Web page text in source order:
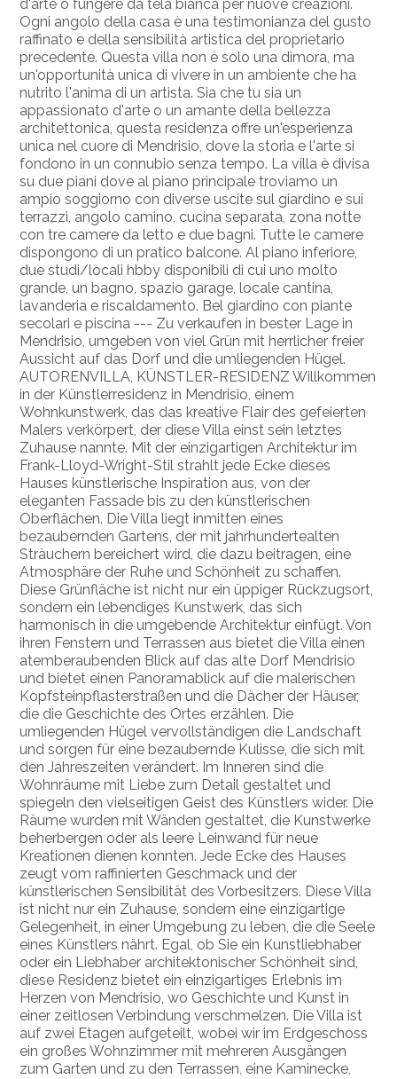
d'arte o fungere da tela bianca per nuove creazioni.
Ogni angolo della casa è una testimonianza del gusto
raffinato e della sensibilità artistica del proprietario
precedente. Questa villa non è solo una dimora, ma
un'opportunità unica di vivere in un ambiente che ha
nutrito l'anima di un artista. Sia che tu sia un
appassionato d'arte o un amante della bellezza
architettonica, questa residenza offre un'esperienza
unica nel cuore di Mendrisio, dove la storia e l'arte si
fondono in un connubio senza tempo. La villa è divisa
su due piani dove al piano principale troviamo un
ampio soggiorno con diverse uscite sul giardino e sui
terrazzi, angolo camino, cucina separata, zona notte
con tre camere da letto e due bagni. Tutte le camere
dispongono di un pratico balcone. Al piano inferiore,
due studi/locali hbby disponibili di cui uno molto
grande, un bagno, spazio garage, locale cantina,
lavanderia e riscaldamento. Bel giardino con piante
secolari e piscina --- Zu verkaufen in bester Lage in
Mendrisio, umgeben von viel Grün mit herrlicher freier
Aussicht auf das Dorf und die umliegenden Hügel.
AUTORENVILLA, KÜNSTLER-RESIDENZ Willkommen
in der Künstlerresidenz in Mendrisio, einem
Wohnkunstwerk, das das kreative Flair des gefeierten
Malers verkörpert, der diese Villa einst sein letztes
Zuhause nannte. Mit der einzigartigen Architektur im
Frank-Lloyd-Wright-Stil strahlt jede Ecke dieses
Hauses künstlerische Inspiration aus, von der
eleganten Fassade bis zu den künstlerischen
Oberflächen. Die Villa liegt inmitten eines
bezaubernden Gartens, der mit jahrhundertealten
Sträuchern bereichert wird, die dazu beitragen, eine
Atmosphäre der Ruhe und Schönheit zu schaffen.
Diese Grünfläche ist nicht nur ein üppiger Rückzugsort,
sondern ein lebendiges Kunstwerk, das sich
harmonisch in die umgebende Architektur einfügt. Von
ihren Fenstern und Terrassen aus bietet die Villa einen
atemberaubenden Blick auf das alte Dorf Mendrisio
und bietet einen Panoramablick auf die malerischen
Kopfsteinpflasterstraßen und die Dächer der Häuser,
die die Geschichte des Ortes erzählen. Die
umliegenden Hügel vervollständigen die Landschaft
und sorgen für eine bezaubernde Kulisse, die sich mit
den Jahreszeiten verändert. Im Inneren sind die
Wohnräume mit Liebe zum Detail gestaltet und
spiegeln den vielseitigen Geist des Künstlers wider. Die
Räume wurden mit Wänden gestaltet, die Kunstwerke
beherbergen oder als leere Leinwand für neue
Kreationen dienen konnten. Jede Ecke des Hauses
zeugt vom raffinierten Geschmack und der
künstlerischen Sensibilität des Vorbesitzers. Diese Villa
ist nicht nur ein Zuhause, sondern eine einzigartige
Gelegenheit, in einer Umgebung zu leben, die die Seele
eines Künstlers nährt. Egal, ob Sie ein Kunstliebhaber
oder ein Liebhaber architektonischer Schönheit sind,
diese Residenz bietet ein einzigartiges Erlebnis im
Herzen von Mendrisio, wo Geschichte und Kunst in
einer zeitlosen Verbindung verschmelzen. Die Villa ist
auf zwei Etagen aufgeteilt, wobei wir im Erdgeschoss
ein großes Wohnzimmer mit mehreren Ausgängen
zum Garten und zu den Terrassen, eine Kaminecke,